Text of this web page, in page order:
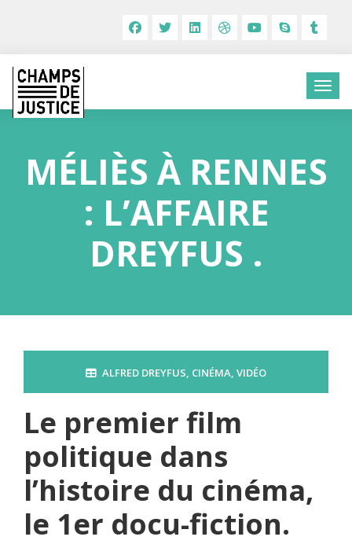
MÉLIÈS À RENNES
: L’AFFAIRE
DREYFUS .
ALFRED DREYFUS, CINÉMA, VIDÉO
Le premier film
politique dans
l’histoire du cinéma,
le 1er docu-fiction.